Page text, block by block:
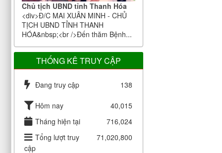
Chủ tịch UBND tỉnh Thanh Hóa
<div>Đ/C MAI XUÂN MINH - CHỦ
TỊCH UBND TỈNH THANH
HÓA&nbsp;<br />Đến thăm Bệnh...
THỐNG KÊ TRUY CẬP
Đang truy cập 138
Hôm nay
40,015
Tháng hiện tại
716,024
Tổng lượt truy
cập
71,020,800